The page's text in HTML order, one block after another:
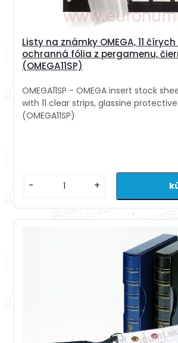
Listy na známky OMEGA, 11
ochranná fólia z pergamenu,
(OMEGA11SP)
OMEGA11SP - OMEGA insert stock
with 11 clear strips, glassine
(OMEGA11SP)
- +